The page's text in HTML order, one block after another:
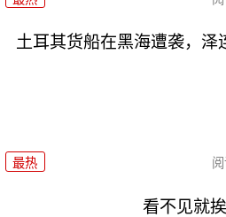
土耳其货船在黑海遭袭，泽
最热
看不见就